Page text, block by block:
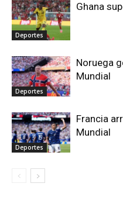
Deportes
Ghana
Deportes
Noruega
Mundial
Deportes
Francia
Mundial